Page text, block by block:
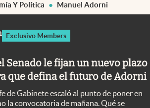
Y Política Manuel Adorni
Exclusivo Members
Senado le fijan un nuevo plazo
que defina el futuro de Adorni
de Gabinete escaló al punto de poner en
la convocatoria de mañana. Qué se